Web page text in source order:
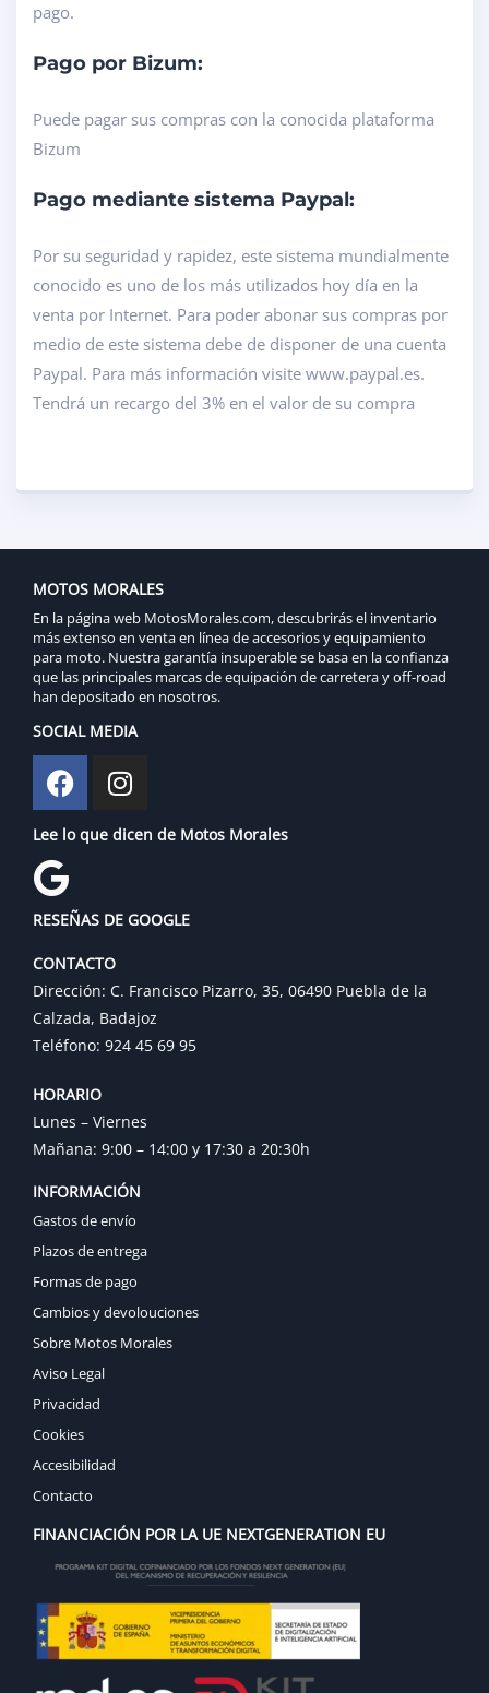
pago.
Pago por Bizum:
Puede pagar sus compras con la conocida plataforma
Bizum
Pago mediante sistema Paypal:
Por su seguridad y rapidez, este sistema mundialmente
conocido es uno de los más utilizados hoy día en la
venta por Internet. Para poder abonar sus compras por
medio de este sistema debe de disponer de una cuenta
Paypal. Para más información visite www.paypal.es.
Tendrá un recargo del 3% en el valor de su compra
MOTOS MORALES
En la página web MotosMorales.com, descubrirás el inventario
más extenso en venta en línea de accesorios y equipamiento
para moto. Nuestra garantía insuperable se basa en la confianza
que las principales marcas de equipación de carretera y off-road
han depositado en nosotros.
SOCIAL MEDIA
Lee lo que dicen de Motos Morales
RESEÑAS DE GOOGLE
CONTACTO
Dirección: C. Francisco Pizarro, 35, 06490 Puebla de la
Calzada, Badajoz
Teléfono: 924 45 69 95
HORARIO
Lunes – Viernes
Mañana: 9:00 – 14:00 y 17:30 a 20:30h
INFORMACIÓN
Gastos de envío
Plazos de entrega
Formas de pago
Cambios y devolouciones
Sobre Motos Morales
Aviso Legal
Privacidad
Cookies
Accesibilidad
Contacto
FINANCIACIÓN POR LA UE NEXTGENERATION EU